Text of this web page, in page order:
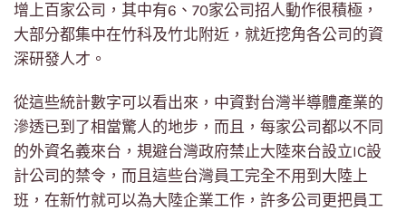
增上百家公司，其中有6、70家公司招人動作很積極，
大部分都集中在竹科及竹北附近，就近挖角各公司的資
深研發人才。
從這些統計數字可以看出來，中資對台灣半導體產業的
滲透已到了相當驚人的地步，而且，每家公司都以不同
的外資名義來台，規避台灣政府禁止大陸來台設立IC設
計公司的禁令，而且這些台灣員工完全不用到大陸上
班，在新竹就可以為大陸企業工作，許多公司更把員工